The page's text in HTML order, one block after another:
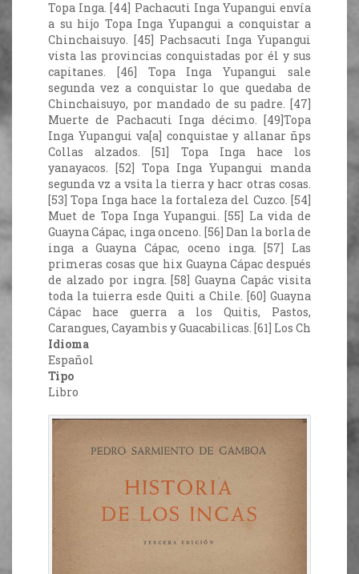
Topa Inga. [44] Pachacuti Inga Yupangui envía
a su hijo Topa Inga Yupangui a conquistar a
Chinchaisuyo. [45] Pachsacuti Inga Yupangui
vista las provincias conquistadas por él y sus
capitanes. [46] Topa Inga Yupangui sale
segunda vez a conquistar lo que quedaba de
Chinchaisuyo, por mandado de su padre. [47]
Muerte de Pachacuti Inga décimo. [49]Topa
Inga Yupangui va[a] conquistae y allanar ñps
Collas alzados. [51] Topa Inga hace los
yanayacos. [52] Topa Inga Yupangui manda
segunda vz a vsita la tierra y hacr otras cosas.
[53] Topa Inga hace la fortaleza del Cuzco. [54]
Muet de Topa Inga Yupangui. [55] La vida de
Guayna Cápac, inga onceno. [56] Dan la borla de
inga a Guayna Cápac, oceno inga. [57] Las
primeras cosas que hix Guayna Cápac después
de alzado por ingra. [58] Guayna Capác visita
toda la tuierra esde Quiti a Chile. [60] Guayna
Cápac hace guerra a los Quitis, Pastos,
Carangues, Cayambis y Guacabilicas. [61] Los Ch
Idioma
Español
Tipo
Libro